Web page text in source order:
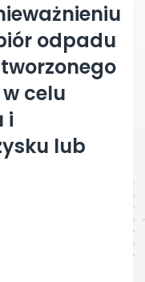
odpadu
w celu
i
lub